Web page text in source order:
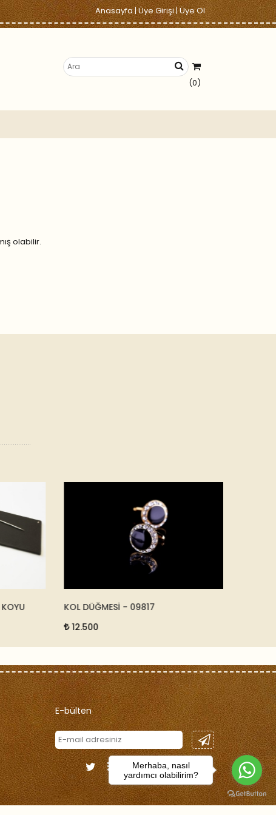
Anasayfa|Üye Girişi|Üye Ol
(0)
olabilir.
KOL DÜĞMESİ - 09817
12.500
E-bülten
Merhaba, nasıl
yardımcı olabilirim?